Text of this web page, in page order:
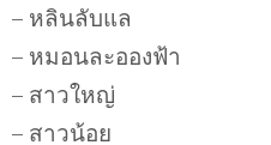
– หลินลับแล
– หมอนละอองฟ้า
– สาวใหญ่
– สาวน้อย